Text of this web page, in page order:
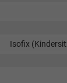
Isofix